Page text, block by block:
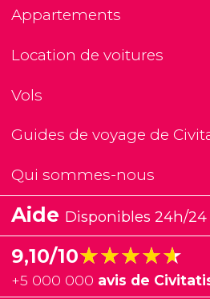
Appartements
Location de voitures
Vols
Guides de voyage de
Qui sommes-nous
Aide Disponibles 24h/
9,10/10★★★★★
★★★★★
+5 000 000 avis de